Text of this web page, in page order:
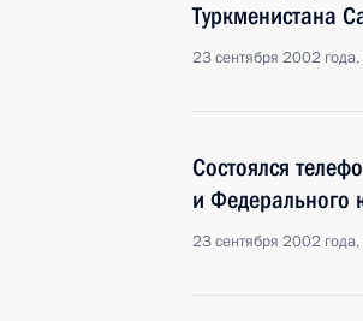
Туркменистана
23 сентября 2002
Состоялся
и Федерального
23 сентября 2002